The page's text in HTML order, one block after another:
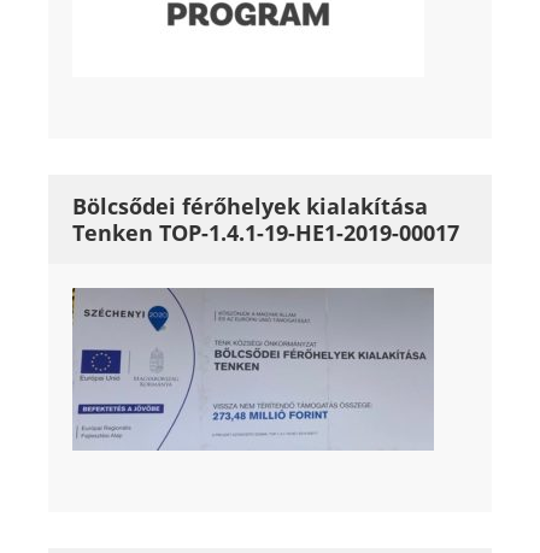
Bölcsődei férőhelyek kialakítása
Tenken TOP-1.4.1-19-HE1-2019-00017